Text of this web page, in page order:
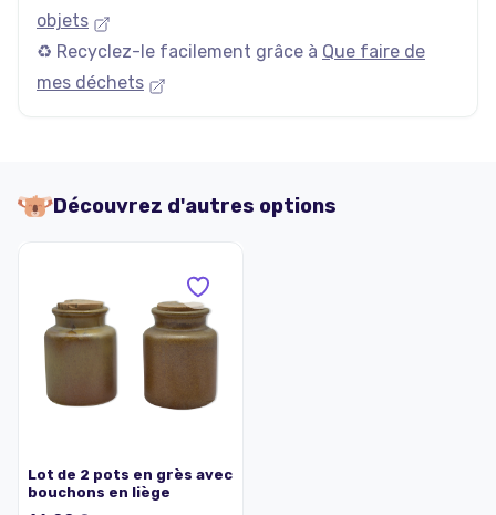
objets
♻️ Recyclez-le facilement grâce à Que faire de
mes déchets
Découvrez d'autres options
Lot de 2 pots en grès avec
bouchons en liège